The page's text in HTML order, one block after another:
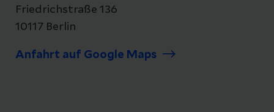
Friedrichstraße 136
10117 Berlin
Anfahrt auf Google Maps